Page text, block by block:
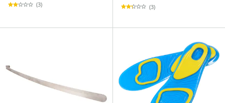
(3) (3)